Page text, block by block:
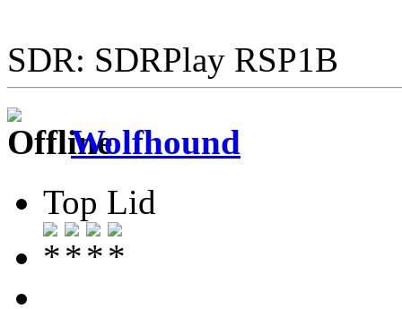
SDR: SDRPlay RSP1B
Wolfhound
Top Lid